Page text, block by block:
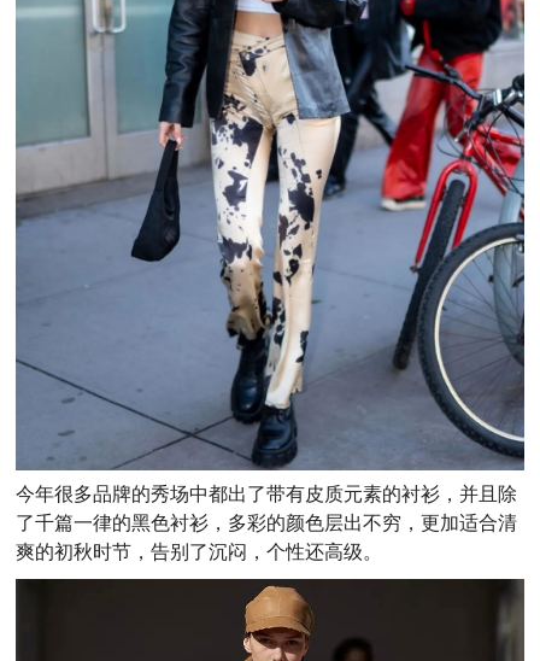
今年很多品牌的秀场中都出了带有皮质元素的衬衫，并且除
了千篇一律的黑色衬衫，多彩的颜色层出不穷，更加适合清
爽的初秋时节，告别了沉闷，个性还高级。